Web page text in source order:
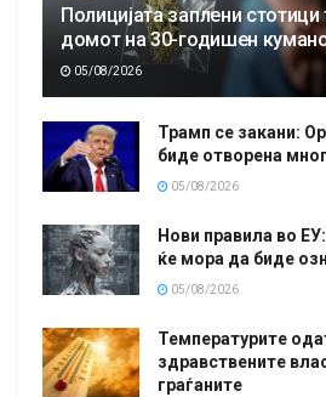
Полицијата заплени стотици
домот на 30-годишен
05/08/2026
Трамп се закани:
биде отворена
05/08/2026
Нови правила во
ќе мора да биде
05/08/2026
Температурите
здравствените
граѓаните